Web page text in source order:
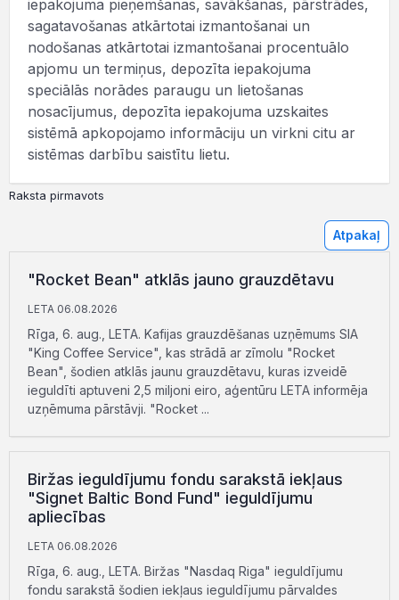
iepakojuma pieņemšanas, savākšanas, pārstrādes,
sagatavošanas atkārtotai izmantošanai un
nodošanas atkārtotai izmantošanai procentuālo
apjomu un termiņus, depozīta iepakojuma
speciālās norādes paraugu un lietošanas
nosacījumus, depozīta iepakojuma uzskaites
sistēmā apkopojamo informāciju un virkni citu ar
sistēmas darbību saistītu lietu.
Raksta pirmavots
Atpakaļ
"Rocket Bean" atklās jauno grauzdētavu
LETA 06.08.2026
Rīga, 6. aug., LETA. Kafijas grauzdēšanas uzņēmums SIA
"King Coffee Service", kas strādā ar zīmolu "Rocket
Bean", šodien atklās jaunu grauzdētavu, kuras izveidē
ieguldīti aptuveni 2,5 miljoni eiro, aģentūru LETA informēja
uzņēmuma pārstāvji. "Rocket ...
Biržas ieguldījumu fondu sarakstā iekļaus
"Signet Baltic Bond Fund" ieguldījumu
apliecības
LETA 06.08.2026
Rīga, 6. aug., LETA. Biržas "Nasdaq Riga" ieguldījumu
fondu sarakstā šodien iekļaus ieguldījumu pārvaldes